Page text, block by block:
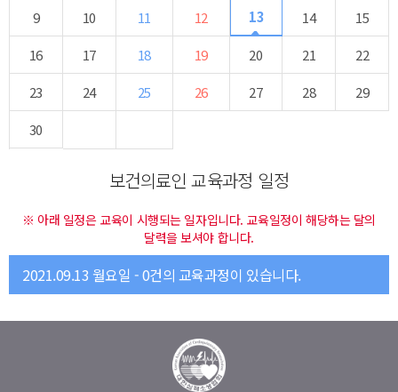
9
10 11 12 13 14
15
16
17 18 19 20 21
22
23
24 25 26 27 28
29
30
보건의료인 교육과정 일정
※ 아래 일정은 교육이 시행되는 일자입니다. 교육일정이 해당하는 달의
달력을 보셔야 합니다.
2021.09.13 월요일 - 0건의 교육과정이 있습니다.